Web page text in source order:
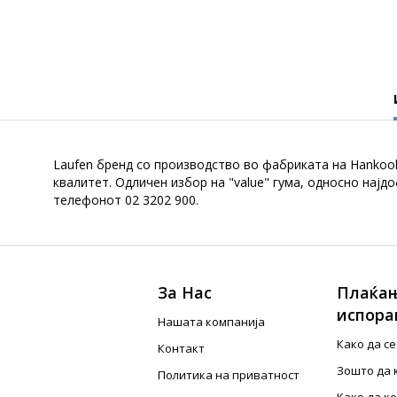
Laufen бренд со производство во фабриката на
квалитет. Одличен избор на "value" гума, односно
телефонот 02 3202 900.
За Нас
Нашата компанија
Контакт
Политика на приватност
Како да
Зошто да